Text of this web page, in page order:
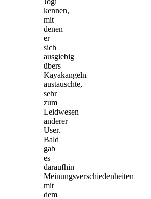
kennen,
mit
denen
er
sich
ausgiebig
übers
Kayakangeln
austauschte,
sehr
zum
Leidwesen
anderer
User.
Bald
gab
es
daraufhin
Meinungsverschiedenheiten
mit
dem